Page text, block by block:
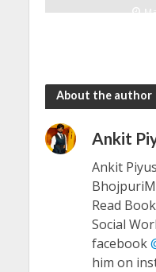
About the author
Ankit
Ankit
Read
Social
facebook
him on